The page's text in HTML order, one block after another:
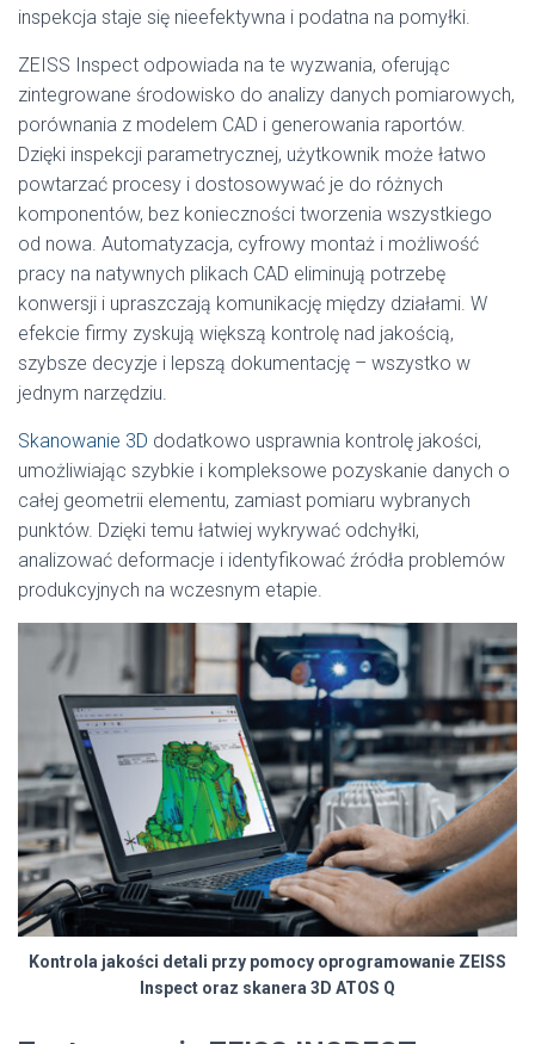
inspekcja staje się nieefektywna i podatna na pomyłki.
ZEISS Inspect odpowiada na te wyzwania, oferując
zintegrowane środowisko do analizy danych pomiarowych,
porównania z modelem CAD i generowania raportów.
Dzięki inspekcji parametrycznej, użytkownik może łatwo
powtarzać procesy i dostosowywać je do różnych
komponentów, bez konieczności tworzenia wszystkiego
od nowa. Automatyzacja, cyfrowy montaż i możliwość
pracy na natywnych plikach CAD eliminują potrzebę
konwersji i upraszczają komunikację między działami. W
efekcie firmy zyskują większą kontrolę nad jakością,
szybsze decyzje i lepszą dokumentację – wszystko w
jednym narzędziu.
Skanowanie 3D dodatkowo usprawnia kontrolę jakości,
umożliwiając szybkie i kompleksowe pozyskanie danych o
całej geometrii elementu, zamiast pomiaru wybranych
punktów. Dzięki temu łatwiej wykrywać odchyłki,
analizować deformacje i identyfikować źródła problemów
produkcyjnych na wczesnym etapie.
Kontrola jakości detali przy pomocy oprogramowanie ZEISS
Inspect oraz skanera 3D ATOS Q